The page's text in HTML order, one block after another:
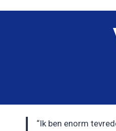
“Ik ben enorm